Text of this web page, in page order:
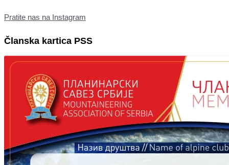
Pratite nas na Instagram
Članska kartica PSS